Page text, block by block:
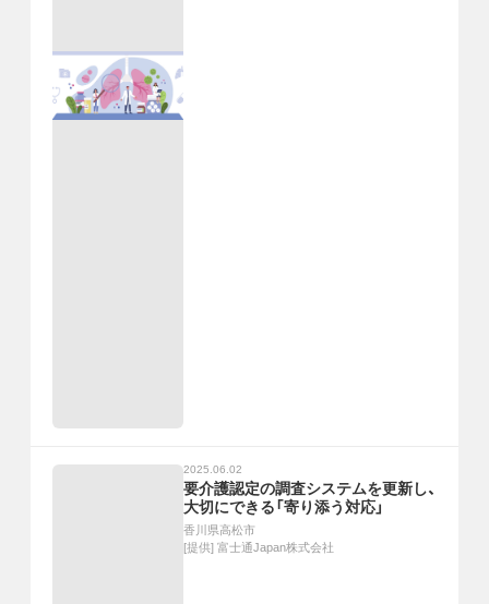
2025.06.02
要介護認定の調査システムを更新し、
大切にできる「寄り添う対応」
香川県高松市
[提供] 富士通Japan株式会社